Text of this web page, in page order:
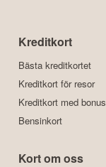
Kreditkort
Bästa kreditkortet
Kreditkort för resor
Kreditkort med bonus
Bensinkort
Kort om oss